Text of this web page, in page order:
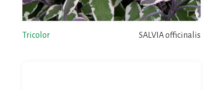
Tricolor SALVIA officinalis